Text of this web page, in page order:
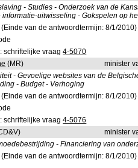
- Studies - Onderzoek van de
uitwisseling - Gokspelen op
(Einde van de antwoordtermijn: 8/1/2010)
schriftelijke vraag4-5070
(MR)
minister
- Gevoelige websites van de
- Budget - Verhoging
(Einde van de antwoordtermijn: 8/1/2010)
schriftelijke vraag4-5076
minister
- Financiering van
(Einde van de antwoordtermijn: 8/1/2010)